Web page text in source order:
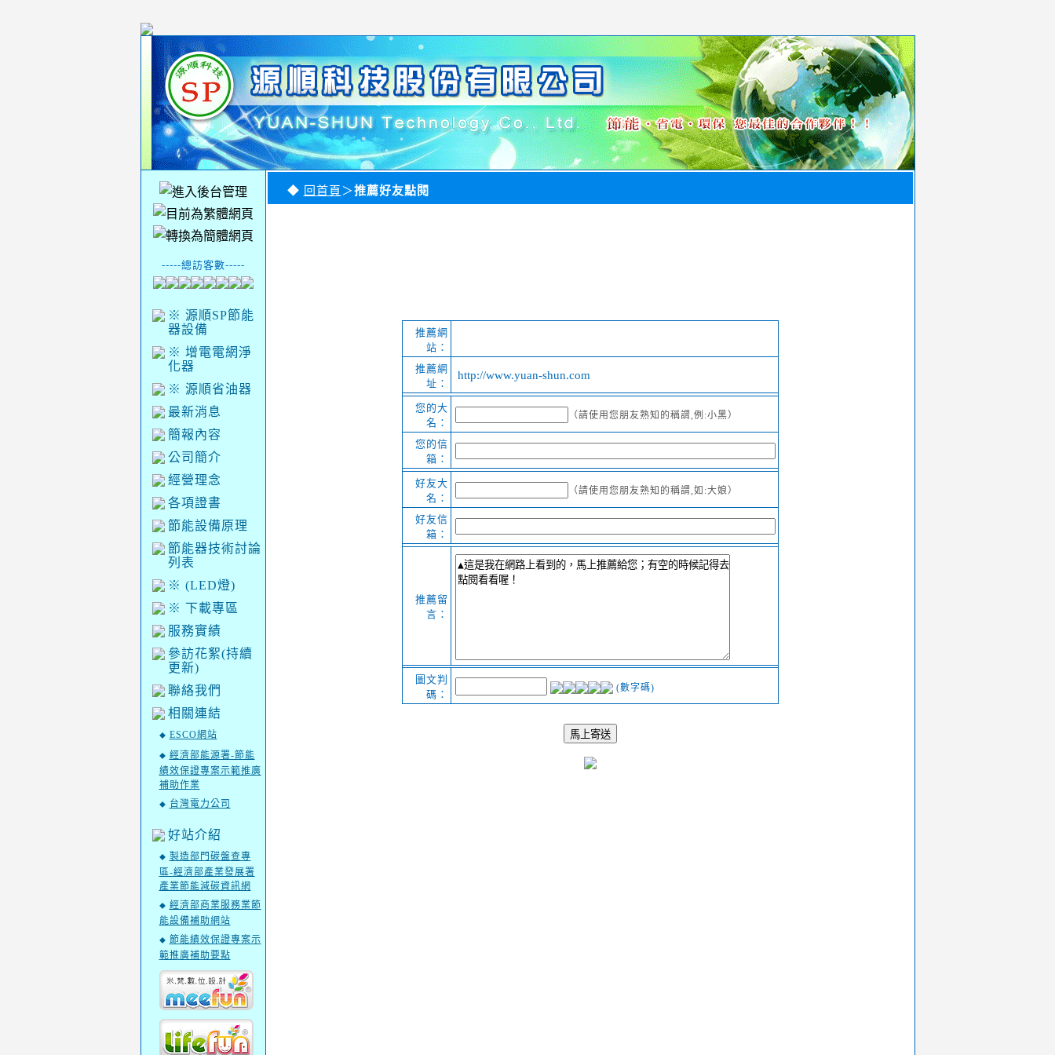
-----總訪客數-----
※ 源順SP節能
器設備
※ 增電電網淨
化器
※ 源順省油器
最新消息
簡報內容
公司簡介
經營理念
各項證書
節能設備原理
節能器技術討論
列表
※ (LED燈)
※ 下載專區
服務實績
參訪花絮(持續
更新)
聯絡我們
相關連結
◆ ESCO網站
◆ 經濟部能源署-節能
績效保證專案示範推廣
補助作業
◆ 台灣電力公司
好站介紹
◆ 製造部門碳盤查專
區-經濟部產業發展署
產業節能減碳資訊網
◆ 經濟部商業服務業節
能設備補助網站
◆ 節能績效保證專案示
範推廣補助要點
◆ 回首頁 ＞推薦好友點閱
推薦網
站：
推薦網
址：
http://www.yuan-shun.com
您的大
名：
（請使用您朋友熟知的稱謂,例:小黑）
您的信
箱：
好友大
名：
（請使用您朋友熟知的稱謂,如:大娘）
好友信
箱：
推薦留
言：
圖文判
碼：
(數字碼)